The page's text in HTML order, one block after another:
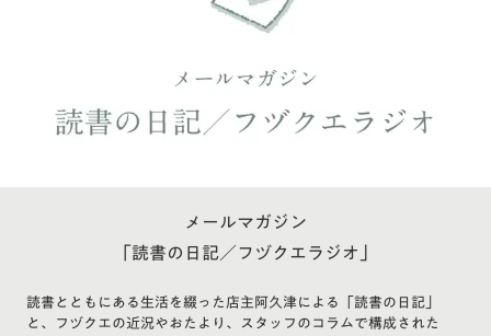
メールマガジン
「読書の日記／フヅクエラジオ」
読書とともにある生活を綴った店主阿久津による「読書の日記」
と、フヅクエの近況やおたより、スタッフのコラムで構成された